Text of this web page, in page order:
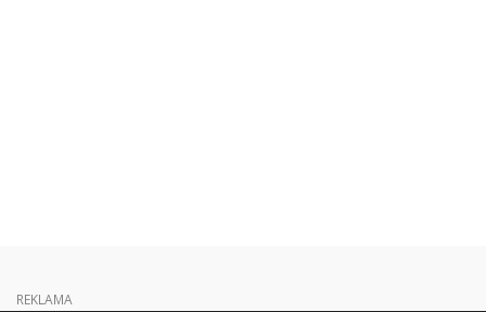
REKLAMA